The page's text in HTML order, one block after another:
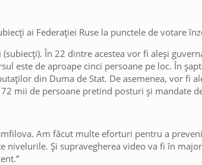
ai Federației Ruse la punctele de votare
În 22 dintre acestea vor fi aleși
este de aproape cinci persoane pe loc. În
din Duma de Stat. De asemenea, vor fi
mii de persoane pretind posturi și mandate
Am făcut multe eforturi pentru a
Și supravegherea video va fi în